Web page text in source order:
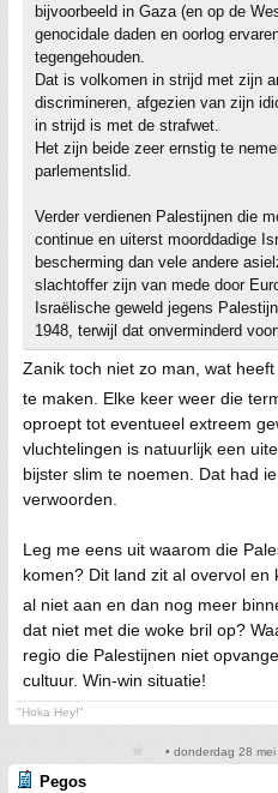
bijvoorbeeld in Gaza (en op de
genocidale daden en oorlog
tegengehouden.
Dat is volkomen in strijd met zijn
discrimineren, afgezien van zijn
in strijd is met de strafwet.
Het zijn beide zeer ernstig te
parlementslid.
Verder verdienen Palestijnen die
continue en uiterst moorddadige
bescherming dan vele andere
slachtoffer zijn van mede door
Israëlische geweld jegens
1948, terwijl dat onverminderd
Zanik toch niet zo man, wat
te maken. Elke keer weer die
oproept tot eventueel extreem
vluchtelingen is natuurlijk een
bijster slim te noemen. Dat had
verwoorden.
Leg me eens uit waarom die
komen? Dit land zit al overvol
al niet aan en dan nog meer
dat niet met die woke bril op?
regio die Palestijnen niet
cultuur. Win-win situatie!
"Hoka Hey!"
• donderdag 28
Pegos